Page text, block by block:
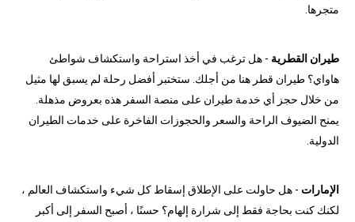
متجرها.
طيران القطرية - هل ترغب في أخذ استراحة واستكشاف شواطئ
هاواي؟ طيران قطر هنا من أجلك. ستختبر أفضل رحلة لم يسبق لها مثيل
من خلال حجز أي خدمة طيران على منصة السفر هذه بعروض مذهلة.
يمنح الضيوف الراحة والسعر والحجوزات الفاخرة على خدمات الطيران
الدولية.
الإمارات - هل حاولت على الإطلاق إسقاط كل شيء واستكشاف العالم ،
لكنك كنت بحاجة فقط إلى شرارة إلهام؟ حسنًا ، أصبح السفر إلى أكبر